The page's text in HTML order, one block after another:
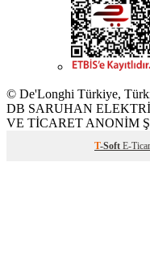
© De'Longhi Türkiye,
DB SARUHAN
VE TİCARET ANONİM
T-Soft E-